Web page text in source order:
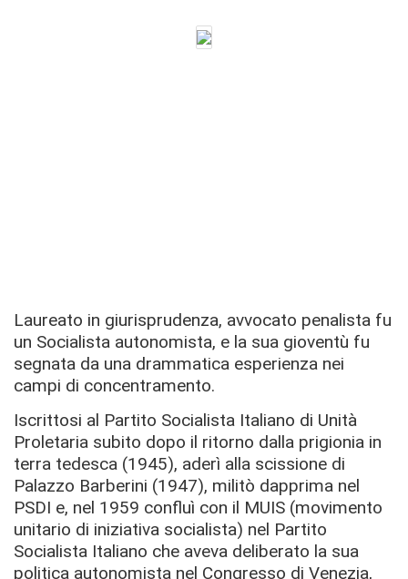
Laureato in giurisprudenza, avvocato penalista fu
un Socialista autonomista, e la sua gioventù fu
segnata da una drammatica esperienza nei
campi di concentramento.
Iscrittosi al Partito Socialista Italiano di Unità
Proletaria subito dopo il ritorno dalla prigionia in
terra tedesca (1945), aderì alla scissione di
Palazzo Barberini (1947), militò dapprima nel
PSDI e, nel 1959 confluì con il MUIS (movimento
unitario di iniziativa socialista) nel Partito
Socialista Italiano che aveva deliberato la sua
politica autonomista nel Congresso di Venezia,